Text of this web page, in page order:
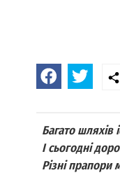
Багато шляхів
І сьогодні
Різні прапори